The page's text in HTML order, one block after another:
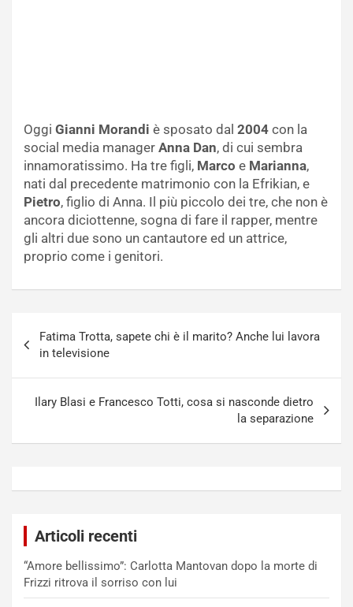
Oggi Gianni Morandi è sposato dal 2004 con la
social media manager Anna Dan, di cui sembra
innamoratissimo. Ha tre figli, Marco e Marianna,
nati dal precedente matrimonio con la Efrikian, e
Pietro, figlio di Anna. Il più piccolo dei tre, che non è
ancora diciottenne, sogna di fare il rapper, mentre
gli altri due sono un cantautore ed un attrice,
proprio come i genitori.
articoli
Fatima Trotta, sapete chi è il marito? Anche lui lavora
in televisione
Ilary Blasi e Francesco Totti, cosa si nasconde dietro
la separazione
Articoli recenti
“Amore bellissimo”: Carlotta Mantovan dopo la morte di
Frizzi ritrova il sorriso con lui